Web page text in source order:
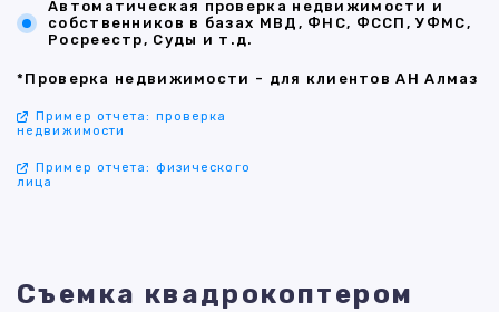
Автоматическая проверка недвижимости и
собственников в базах МВД, ФНС, ФССП, УФМС,
Росреестр, Суды и т.д.
*Проверка недвижимости - для клиентов АН Алмаз
Пример отчета: проверка
недвижимости
Пример отчета: физического
лица
Съемка квадрокоптером